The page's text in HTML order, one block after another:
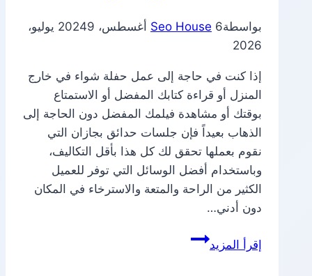
بواسطة Seo House 6 أغسطس، 2024
9 يوليو،
2026
إذا كنت في حاجة إلى عمل حفلة شواء في خارج
المنزل أو قراءة كتابك المفضل أو الاستمتاع
بوقتك أو مشاهدة فيلمك المفضل دون الحاجة إلى
الذهاب بعيداً فإن جلسات حدائق بجازان التي
نقوم بعملها تحقق لك كل هذا بأقل التكاليف،
وباستخدام أفضل الوسائل التي توفر للعميل
الكثير من الراحة والمتعة والاسترخاء في المكان
دون أدني…
إقرأ المزيدجلسات